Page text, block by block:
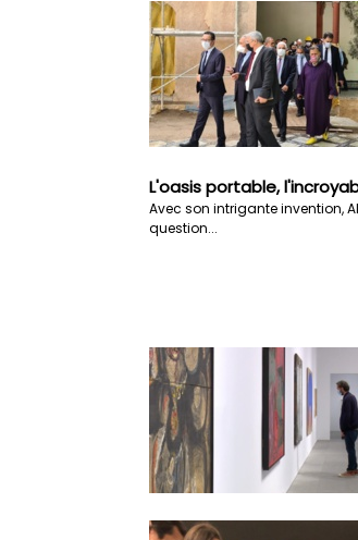
L'oasis portable,
Avec son intrigante invention,
question...